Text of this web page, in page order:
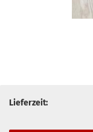
Lieferzeit: